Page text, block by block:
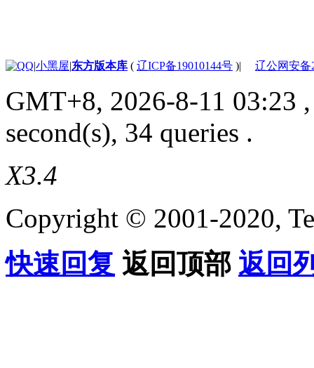
|小黑屋|东方版本库 ( 辽ICP备19010144号 )| 辽公网安备
GMT+8, 2026-8-11 03:23
second(s), 34 queries .
X3.4
Copyright © 2001-2020,
快速回复 返回顶部 返回